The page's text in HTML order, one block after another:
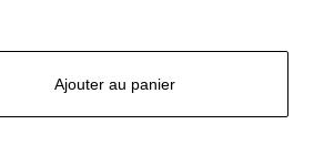
Ajouter au panier